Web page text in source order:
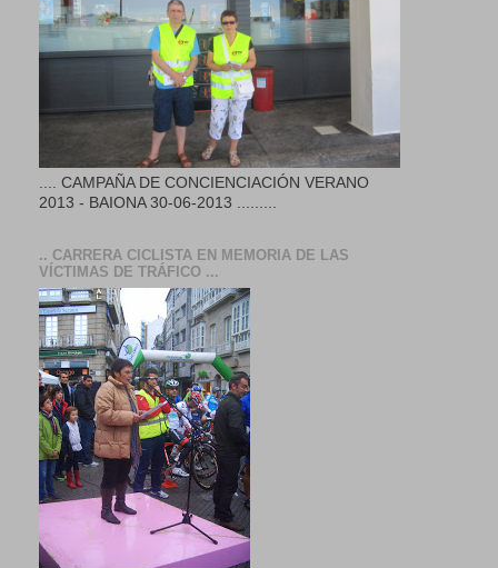
.... CAMPAÑA DE CONCIENCIACIÓN VERANO
2013 - BAIONA 30-06-2013 .........
.. CARRERA CICLISTA EN MEMORIA DE LAS
VÍCTIMAS DE TRÁFICO ...